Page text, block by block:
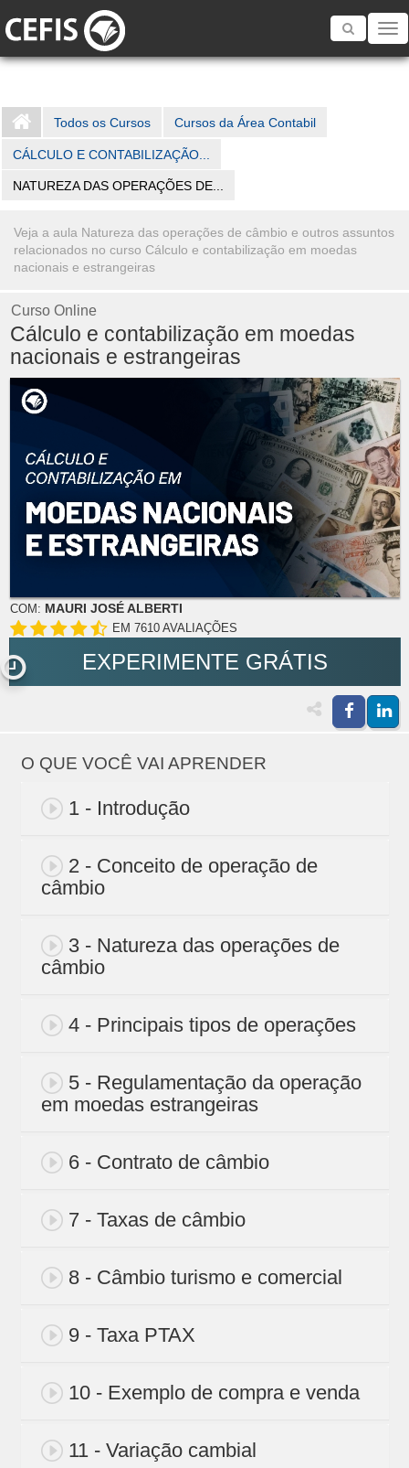
Toggle
Todos os Cursos Cursos da Área Contabil
CÁLCULO E CONTABILIZAÇÃO...
NATUREZA DAS OPERAÇÕES DE...
Veja a aula Natureza das operações de câmbio e outros assuntos
relacionados no curso Cálculo e contabilização em moedas
nacionais e estrangeiras
Curso Online
Cálculo e contabilização em moedas
nacionais e estrangeiras
COM: MAURI JOSÉ ALBERTI
EM 7610 AVALIAÇÕES
EXPERIMENTE GRÁTIS
O QUE VOCÊ VAI APRENDER
1 - Introdução
2 - Conceito de operação de
câmbio
3 - Natureza das operações de
câmbio
4 - Principais tipos de operações
5 - Regulamentação da operação
em moedas estrangeiras
6 - Contrato de câmbio
7 - Taxas de câmbio
8 - Câmbio turismo e comercial
9 - Taxa PTAX
10 - Exemplo de compra e venda
11 - Variação cambial